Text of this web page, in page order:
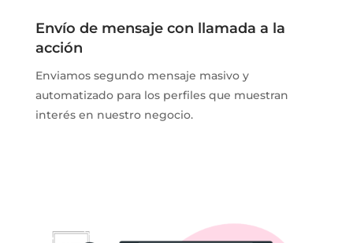
Envío de mensaje con llamada a la
acción
Enviamos segundo mensaje masivo y
automatizado para los perfiles que muestran
interés en nuestro negocio.